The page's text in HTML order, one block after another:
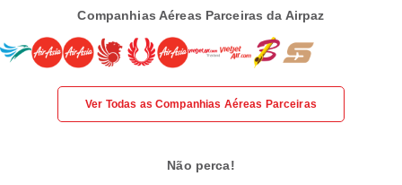
Companhias Aéreas Parceiras da Airpaz
Ver Todas as Companhias Aéreas Parceiras
Não perca!